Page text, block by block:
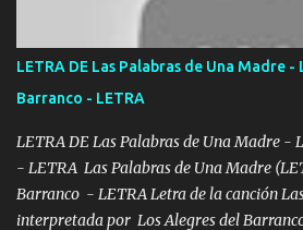
POR CLAVE ES EL CALI 4 EN LA
tirante andamos mi carnal atento a
se ve limpio el camino nos confiamos al
misma piedra me vuelvo a tropezar
en corto me tiró a per...
LETRA DE Las Palabras de Una Madre
Barranco - LETRA
LETRA DE Las Palabras de Una Madre -
- LETRA Las Palabras de Una Madre
Barranco - LETRA Letra de la canción
interpretada por Los Alegres del